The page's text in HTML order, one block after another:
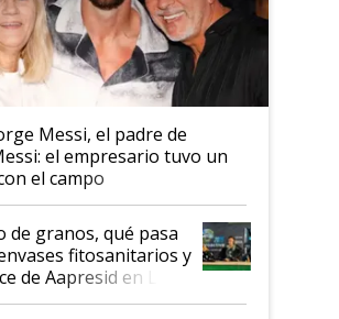
Messi, el padre de
el empresario tuvo un
el campo
de granos, qué pasa
fitosanitarios y
de Aapresid en La